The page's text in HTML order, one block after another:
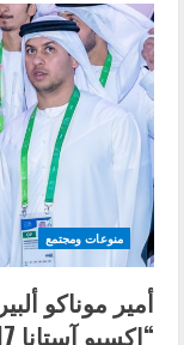
وناديا
عون
اختارتا
الأناقة
اللبنانية
من
توقيع
إيلي
صعب
وراني
زاخم
منوعات ومجتمع
أمير موناكو
“إكسبو آستانا 2017”: